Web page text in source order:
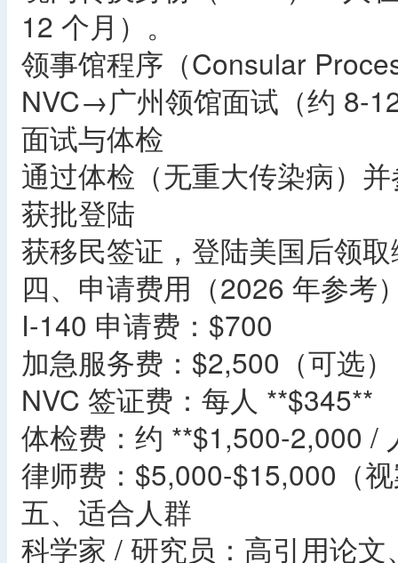
12 个月）。
领事馆程序（Consular
NVC→广州领馆面试（约 8-
面试与体检
通过体检（无重大传染病）
获批登陆
获移民签证，登陆美国后领
四、申请费用（2026 年参考
I-140 申请费：$700
加急服务费：$2,500（可选）
NVC 签证费：每人 **$345**
体检费：约 **$1,500-2,000 /
律师费：$5,000-$15,000（
五、适合人群
科学家 / 研究员：高引用论